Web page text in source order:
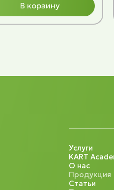
В корзину
Услуги
KART
О нас
Продукция
Статьи